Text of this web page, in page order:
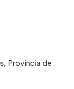
Provincia de